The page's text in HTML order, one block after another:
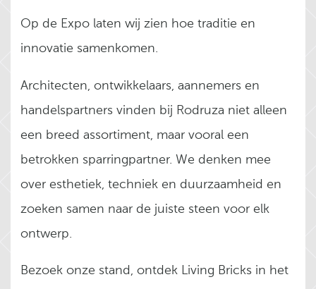
Op de Expo laten wij zien hoe traditie en
innovatie samenkomen.
Architecten, ontwikkelaars, aannemers en
handelspartners vinden bij Rodruza niet alleen
een breed assortiment, maar vooral een
betrokken sparringpartner. We denken mee
over esthetiek, techniek en duurzaamheid en
zoeken samen naar de juiste steen voor elk
ontwerp.
Bezoek onze stand, ontdek Living Bricks in het